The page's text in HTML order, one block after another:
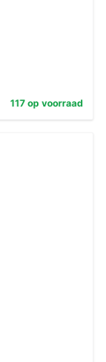
117 op voorraad